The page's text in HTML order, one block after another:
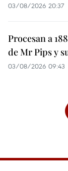
03/08/2026 20:37
Procesan a
de Mr Pips y
03/08/2026 09:43